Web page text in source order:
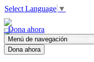
Select Language ▼
Dona ahora
Menú de navegación
Dona ahora